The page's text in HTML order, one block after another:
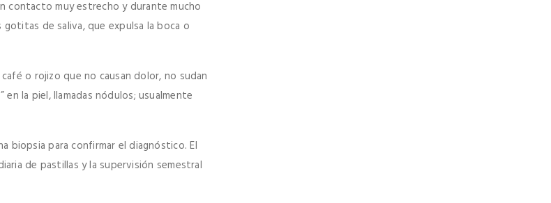
contacto muy estrecho y durante mucho
de saliva, que expulsa la boca o
o rojizo que no causan dolor, no sudan
la piel, llamadas nódulos; usualmente
biopsia para confirmar el diagnóstico. El
de pastillas y la supervisión semestral